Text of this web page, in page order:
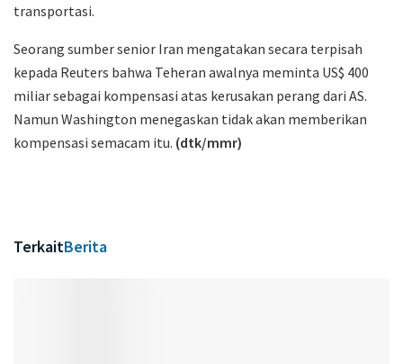
transportasi.
Seorang sumber senior Iran mengatakan secara terpisah
kepada Reuters bahwa Teheran awalnya meminta US$ 400
miliar sebagai kompensasi atas kerusakan perang dari AS.
Namun Washington menegaskan tidak akan memberikan
kompensasi semacam itu. (dtk/mmr)
TerkaitBerita